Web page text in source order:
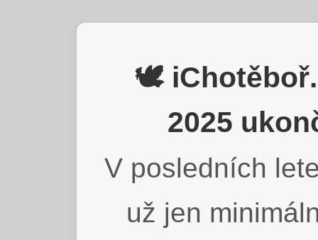
🕊️
2025
V posledních
už jen